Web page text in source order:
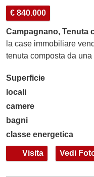
€ 840.000
Campagnano, Tenuta
la case immobiliare
tenuta composta da
Superficie
locali
camere
bagni
classe energetica
Visita Vedi